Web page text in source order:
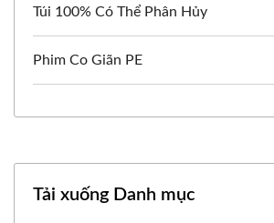
Túi 100% Có Thể Phân Hủy
Phim Co Giãn PE
Tải xuống Danh mục